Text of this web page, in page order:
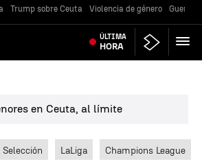
Trump sobre Ceuta Violencia de género Guerra
ÚLTIMA
HORA
en Ceuta, al límite
Selección LaLiga Champions League